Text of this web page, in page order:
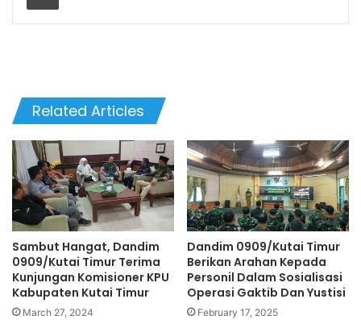
Related Articles
Sambut Hangat, Dandim
0909/Kutai Timur Terima
Kunjungan Komisioner KPU
Kabupaten Kutai Timur
March 27, 2024
Dandim 0909/Kutai Timur
Berikan Arahan Kepada
Personil Dalam Sosialisasi
Operasi Gaktib Dan Yustisi
February 17, 2025